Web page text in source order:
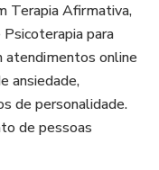
Terapia Afirmativa,
para
online
ansiedade,
de personalidade.
de pessoas